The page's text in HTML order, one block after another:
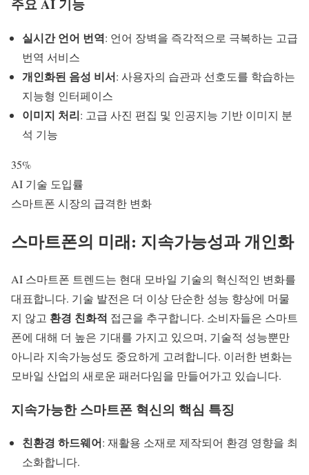
주요 AI 기능
실시간 언어 번역: 언어 장벽을 즉각적으로 극복하는 고급
번역 서비스
개인화된 음성 비서: 사용자의 습관과 선호도를 학습하는
지능형 인터페이스
이미지 처리: 고급 사진 편집 및 인공지능 기반 이미지 분
석 기능
35%
AI 기술 도입률
스마트폰 시장의 급격한 변화
스마트폰의 미래: 지속가능성과 개인화
AI 스마트폰 트렌드는 현대 모바일 기술의 혁신적인 변화를
대표합니다. 기술 발전은 더 이상 단순한 성능 향상에 머물
지 않고 환경 친화적 접근을 추구합니다. 소비자들은 스마트
폰에 대해 더 높은 기대를 가지고 있으며, 기술적 성능뿐만
아니라 지속가능성 도 중요하게 고려합니다. 이러한 변화는
모바일 산업의 새로운 패러다임을 만들어가고 있습니다.
지속가능한 스마트폰 혁신의 핵심 특징
친환경 하드웨어: 재활용 소재로 제작되어 환경 영향을 최
소화합니다.